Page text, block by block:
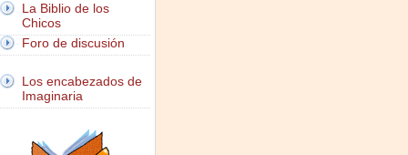
La Biblio de los
Chicos
Foro de discusión
Los encabezados de
Imaginaria